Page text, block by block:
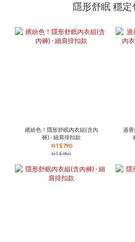
隱形舒眠 穩定
繽紛色！隱形舒眠內衣組(含內
褲) - 細肩排扣款
NT$790
NT$980
過香